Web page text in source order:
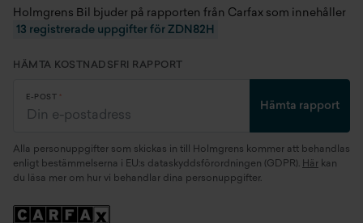
Skick Begagnad
Motor 1.5 B38A15 (103 kW)
Holmgrens Bil bjuder på rapporten från Carfax som innehåller
13 registrerade uppgifter för ZDN82H
HÄMTA KOSTNADSFRI RAPPORT
E-POST
Hämta rapport
Alla personuppgifter som skickas in till Holmgrens kommer att behandlas
enligt bestämmelserna i EU:s dataskyddsförordningen (GDPR). Här kan
du läsa mer om hur vi behandlar dina personuppgifter.